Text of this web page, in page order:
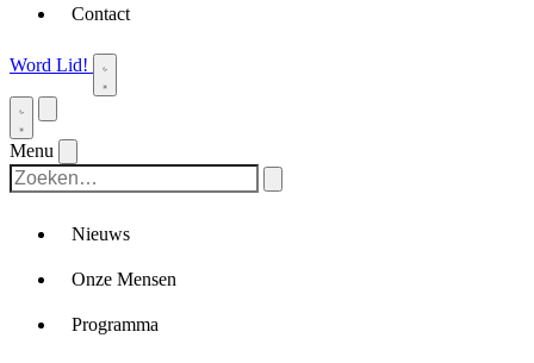
Contact
Word Lid!
Menu
Nieuws
Onze Mensen
Programma